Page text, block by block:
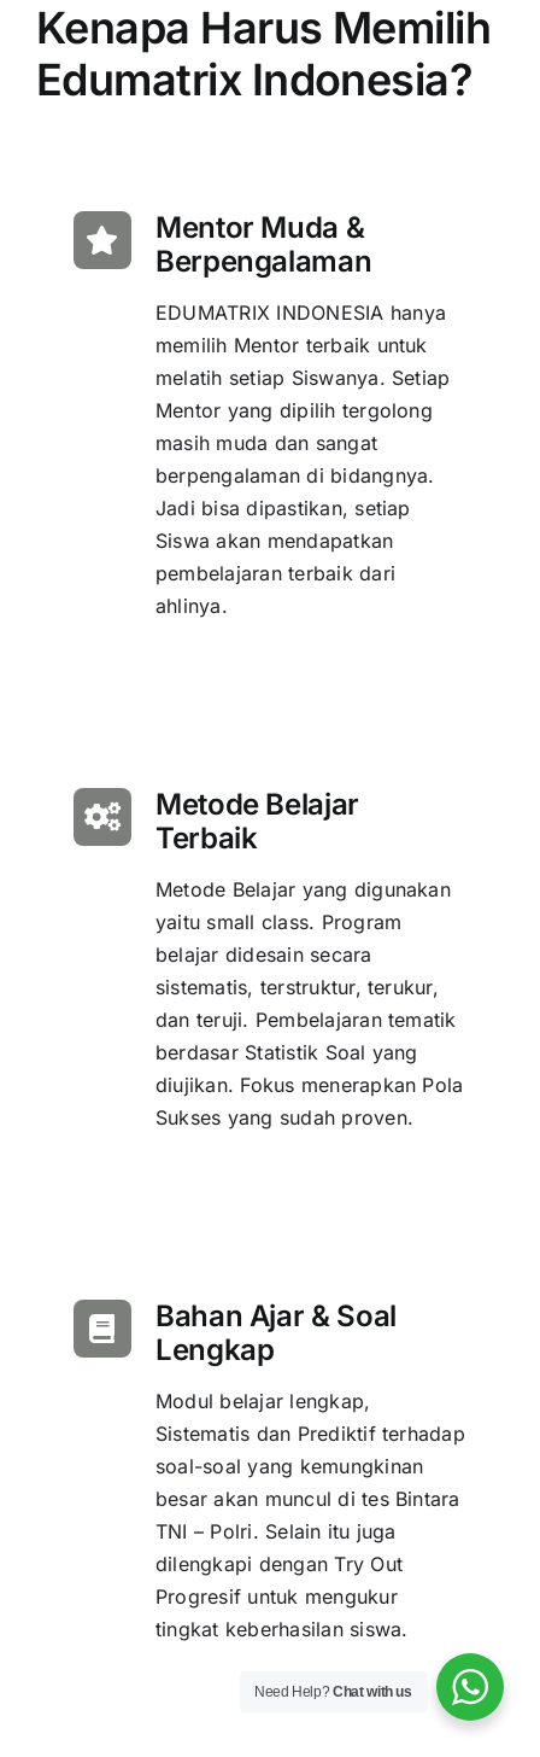
Kenapa Harus Memilih
Edumatrix Indonesia?
Mentor Muda &
Berpengalaman
EDUMATRIX INDONESIA hanya
memilih Mentor terbaik untuk
melatih setiap Siswanya. Setiap
Mentor yang dipilih tergolong
masih muda dan sangat
berpengalaman di bidangnya.
Jadi bisa dipastikan, setiap
Siswa akan mendapatkan
pembelajaran terbaik dari
ahlinya.
Metode Belajar
Terbaik
Metode Belajar yang digunakan
yaitu small class. Program
belajar didesain secara
sistematis, terstruktur, terukur,
dan teruji. Pembelajaran tematik
berdasar Statistik Soal yang
diujikan. Fokus menerapkan Pola
Sukses yang sudah proven.
Bahan Ajar & Soal
Lengkap
Modul belajar lengkap,
Sistematis dan Prediktif terhadap
soal-soal yang kemungkinan
besar akan muncul di tes Bintara
TNI – Polri. Selain itu juga
dilengkapi dengan Try Out
Progresif untuk mengukur
tingkat keberhasilan siswa.
Need Help?Chat with us